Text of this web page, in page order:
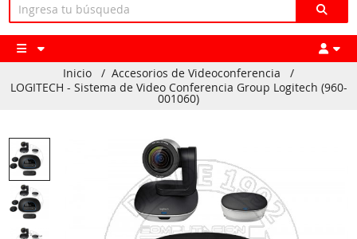
Inicio / Accesorios de Videoconferencia
/
LOGITECH - Sistema de Video Conferencia Group Logitech (960-
001060)